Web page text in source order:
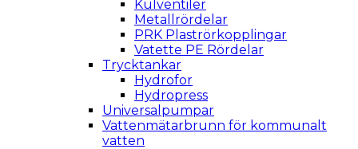
Kulventiler
Metallrördelar
PRK Plaströrkopplingar
Vatette PE Rördelar
Trycktankar
Hydrofor
Hydropress
Universalpumpar
Vattenmätarbrunn för kommunalt
vatten